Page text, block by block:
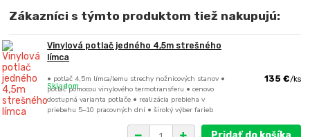
Zákazníci s týmto produktom tiež nakupujú:
Vinylová potlač jedného 4,5m strešného
límca
• potlač 4,5m límca/lemu strechy nožnicových stanov •
potlač pomocou vinylového termotransferu • cenovo
dostupná varianta potlače • realizácia prebieha v
priebehu 5–10 pracovných dní • široký výber farieb
135 €/ks
Skladom